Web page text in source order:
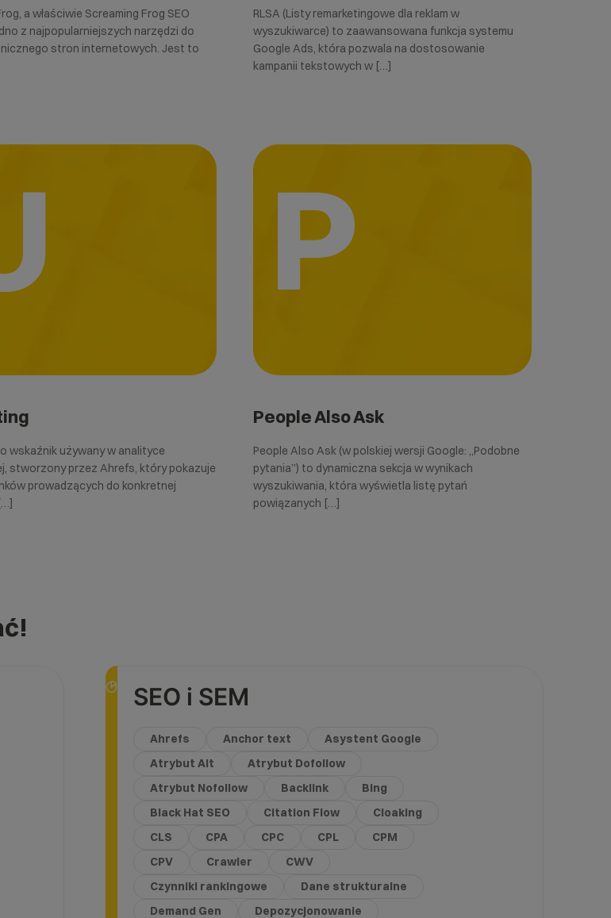
a właściwie Screaming Frog SEO
z najpopularniejszych narzędzi do
stron internetowych. Jest to
RLSA (Listy remarketingowe dla reklam w
wyszukiwarce) to zaawansowana funkcja systemu
Google Ads, która pozwala na dostosowanie
kampanii tekstowych w […]
wskaźnik używany w analityce
stworzony przez Ahrefs, który pokazuje
prowadzących do konkretnej
P
People Also Ask
People Also Ask (w polskiej wersji Google: „Podobne
pytania”) to dynamiczna sekcja w wynikach
wyszukiwania, która wyświetla listę pytań
powiązanych […]
SEO i SEM
Ahrefs Anchor text
Asystent Google
Atrybut Alt
Atrybut Dofollow
Atrybut Nofollow
Backlink
Bing
Black Hat SEO
Citation Flow
Cloaking
CLS
CPA CPC CPL
CPM
CPV
Crawler
CWV
Czynniki rankingowe
Dane strukturalne
Demand Gen
Depozycjonowanie